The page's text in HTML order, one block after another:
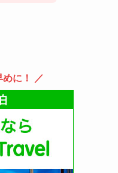
に！ ／